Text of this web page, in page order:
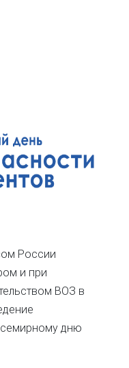
России
и при
ВОЗ в
дню